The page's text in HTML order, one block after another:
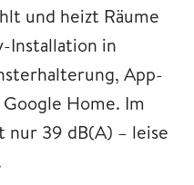
und heizt Räume
Installation in
App-
Home. Im
39 dB(A) – leise